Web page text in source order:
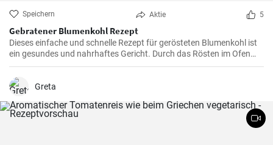
Speichern Aktie 5
Gebratener Blumenkohl Rezept
Dieses einfache und schnelle Rezept für gerösteten Blumenkohl ist
ein gesundes und nahrhaftes Gericht. Durch das Rösten im Ofen
erhält der Blumenkohl einen wunderbar süßen und nussigen
Geschmack. Servieren Sie ihn als Beilage oder als Hauptgericht.
Greta